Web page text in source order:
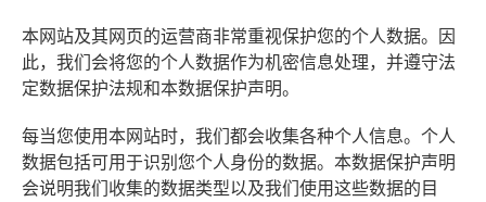
本网站及其网页的运营商非常重视保护您的个人数据。因
此，我们会将您的个人数据作为机密信息处理，并遵守法
定数据保护法规和本数据保护声明。
每当您使用本网站时，我们都会收集各种个人信息。个人
数据包括可用于识别您个人身份的数据。本数据保护声明
会说明我们收集的数据类型以及我们使用这些数据的目